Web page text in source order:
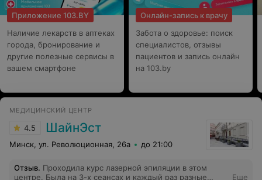
Приложение 103.BY
Наличие лекарств в аптеках
города, бронирование и
другие полезные сервисы в
вашем смартфоне
Онлайн-запись к врачу
Забота о здоровье: поиск
специалистов, отзывы
пациентов и запись онлайн
на 103.by
МЕДИЦИНСКИЙ ЦЕНТР
4.5 ШайнЭст
Минск, ул. Революционная, 26а до 21:00
Отзыв. Проходила курс лазерной эпиляции в этом
центре. Была на 3-х сеансах и каждый раз разные
Еще